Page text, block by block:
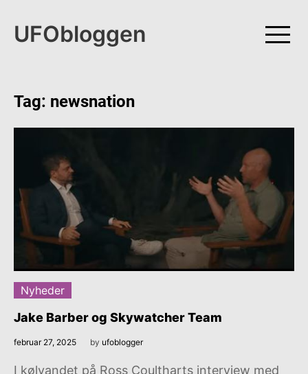
content
UFObloggen
Tag: newsnation
Nyheder
Jake Barber og Skywatcher Team
februar 27, 2025 by ufoblogger
I kølvandet på Ross Coultharts interview med